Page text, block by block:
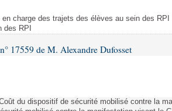
en charge des trajets des élèves au sein des
des RPI
17559 de M. Alexandre Dufosset
du dispositif de sécurité mobilisé contre la